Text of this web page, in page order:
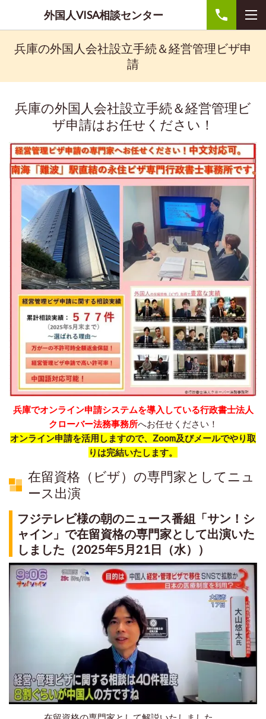
外国人VISA相談センター
兵庫の外国人会社設立手続＆経営管理ビザ申
請
兵庫の外国人会社設立手続＆経営管理ビ
ザ申請はお任せください！
兵庫でオンライン申請システムを導入している行政書士法人
クローバー法務事務所へお任せください！
オンライン申請を活用しますので、Zoom及びメールでやり取
りは完結いたします。
在留資格（ビザ）の専門家としてニュ
ース出演
フジテレビ様の朝のニュース番組「サン！シ
ャイン」で在留資格の専門家として出演いた
しました（2025年5月21日（水））